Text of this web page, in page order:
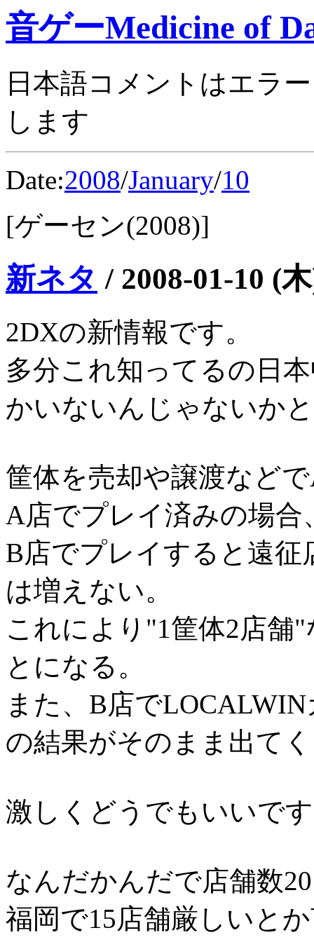
音ゲーMedicine of
日本語コメントはエラ
します
Date:2008/January/10
[ゲーセン(2008)]
新ネタ / 2008-01-10 (
2DXの新情報です。
多分これ知ってるの日
かいないんじゃないか
筐体を売却や譲渡など
A店でプレイ済みの場合
B店でプレイすると遠征
は増えない。
これにより"1筐体2店舗
とになる。
また、B店で
の結果がそのまま出て
激しくどうでもいいで
なんだかんだで店舗数
福岡で15店舗厳しいと